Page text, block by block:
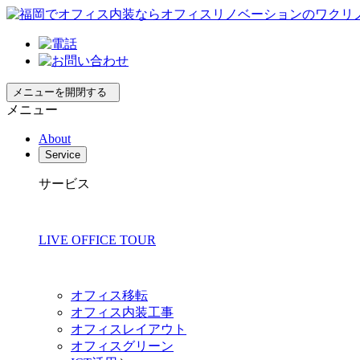
メニューを開閉する
メニュー
About
Service
サービス
LIVE OFFICE TOUR
オフィス移転
オフィス内装工事
オフィスレイアウト
オフィスグリーン